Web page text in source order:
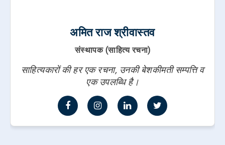
अमित राज श्रीवास्तव
संस्थापक (साहित्य रचना)
साहित्यकारों की हर एक रचना, उनकी बेशकीमती सम्पत्ति व
एक उपलब्धि है।